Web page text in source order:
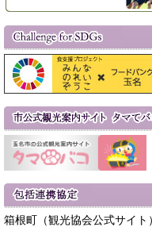
箱根町（観光協会公式サイト）